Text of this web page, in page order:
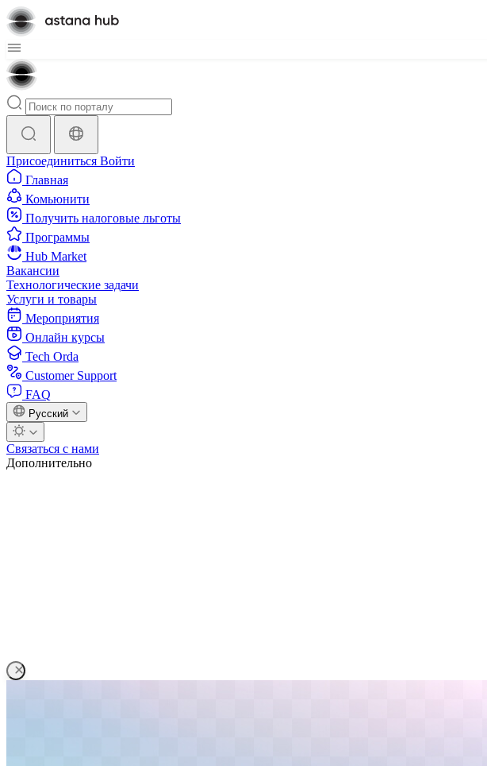
Присоединиться Войти
Главная
Комьюнити
Получить налоговые льготы
Программы
Hub Market
Вакансии
Технологические задачи
Услуги и товары
Мероприятия
Онлайн курсы
Tech Orda
Customer Support
FAQ
Русский
Связаться с нами
Дополнительно